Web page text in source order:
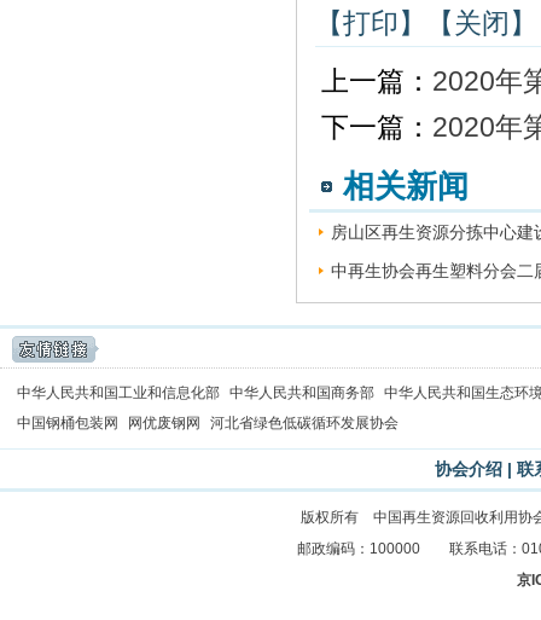
【打印】
【关闭】
上一篇： 2020年
下一篇： 2020年
相关新闻
房山区再生资源分拣中心建
中再生协会再生塑料分会二
中华人民共和国工业和信息化部 中华人民共和国商务部 中华人民共和国生态环
中国钢桶包装网
网优废钢网 河北省绿色低碳循环发展协会
协会介绍 | 联
版权所有 中国再生资源回收利用
邮政编码：100000 联系电话：
京